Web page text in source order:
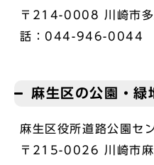
〒214-0008 川崎市
話：044-946-0044
麻生区の公園・緑
麻生区役所道路公園セ
〒215-0026 川崎市